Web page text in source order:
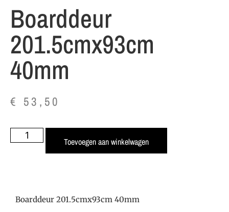
Boarddeur
201.5cmx93cm
40mm
€ 53,50
Toevoegen aan winkelwagen
Boarddeur 201.5cmx93cm 40mm